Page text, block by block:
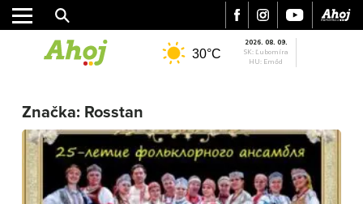
REGIÓN
ŠPORT
KULTÚRA
FOTKY
30°C
2026. 08. 09.
SK: Ľubomíra
HU: Emőd
Značka: Rosstan